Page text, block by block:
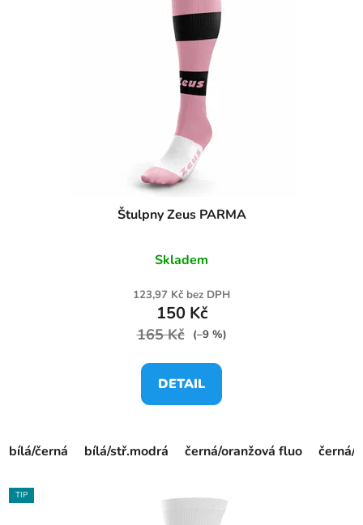
Štulpny Zeus PARMA
Skladem
123,97 Kč bez DPH
150 Kč
165 Kč (–9 %)
DETAIL
bílá/černá bílá/stř.modrá černá/oranžová fluo černá/
TIP